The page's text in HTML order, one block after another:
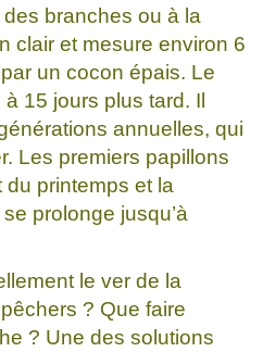
branches ou à la
clair et mesure environ 6
un cocon épais. Le
15 jours plus tard. Il
annuelles, qui
Les premiers papillons
printemps et la
prolonge jusqu’à
le ver de la
? Que faire
? Une des solutions